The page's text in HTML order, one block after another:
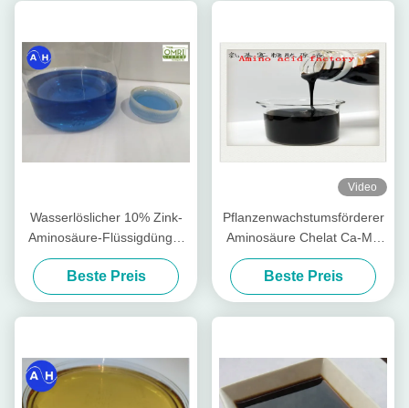
Wasserlöslicher 10% Zink-
Aminosäure-Flüssigdünger
PH8
Beste Preis
Video
Pflanzenwachstumsförderer
Aminosäure Chelat Ca-Mg
Flüssiger organischer
Dünger speziell für
Obstbäume
Beste Preis